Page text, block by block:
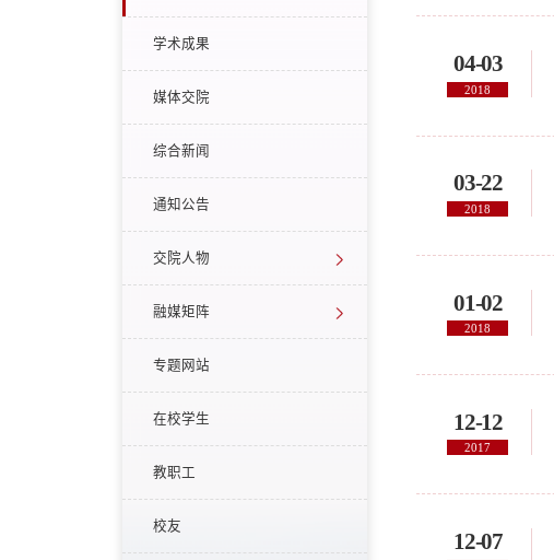
学术成果
媒体交院
综合新闻
通知公告
交院人物
融媒矩阵
专题网站
在校学生
教职工
校友
04-03
2018
03-22
2018
01-02
2018
12-12
2017
12-07